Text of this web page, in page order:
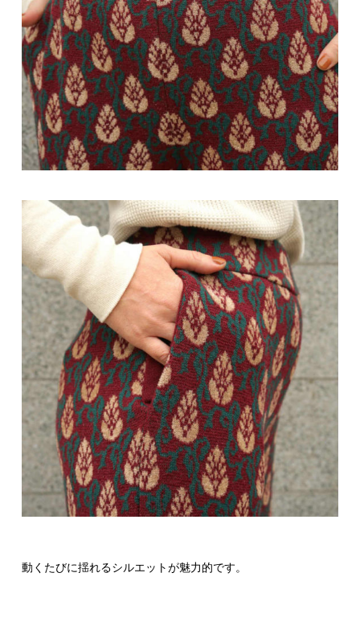
動くたびに揺れるシルエットが魅力的です。